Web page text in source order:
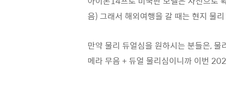
음) 그래서 해외여행을 갈 때는 현지 물
만약 물리 듀얼심을 원하시는 분들은,
메라 무음 + 듀얼 물리심이니까 이번